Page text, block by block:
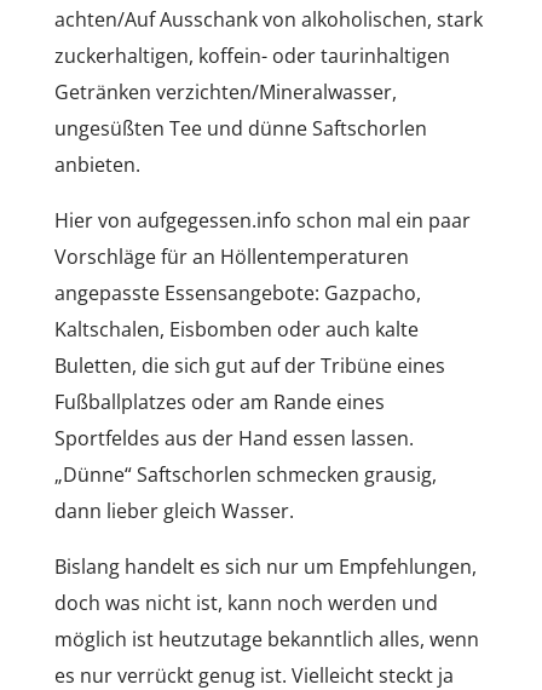
achten/Auf Ausschank von alkoholischen, stark
zuckerhaltigen, koffein- oder taurinhaltigen
Getränken verzichten/Mineralwasser,
ungesüßten Tee und dünne Saftschorlen
anbieten.
Hier von aufgegessen.info schon mal ein paar
Vorschläge für an Höllentemperaturen
angepasste Essensangebote: Gazpacho,
Kaltschalen, Eisbomben oder auch kalte
Buletten, die sich gut auf der Tribüne eines
Fußballplatzes oder am Rande eines
Sportfeldes aus der Hand essen lassen.
„Dünne“ Saftschorlen schmecken grausig,
dann lieber gleich Wasser.
Bislang handelt es sich nur um Empfehlungen,
doch was nicht ist, kann noch werden und
möglich ist heutzutage bekanntlich alles, wenn
es nur verrückt genug ist. Vielleicht steckt ja